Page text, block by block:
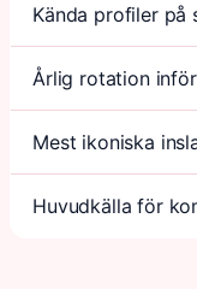
Kända profiler på
Årlig rotation
Mest ikoniska
Huvudkälla för